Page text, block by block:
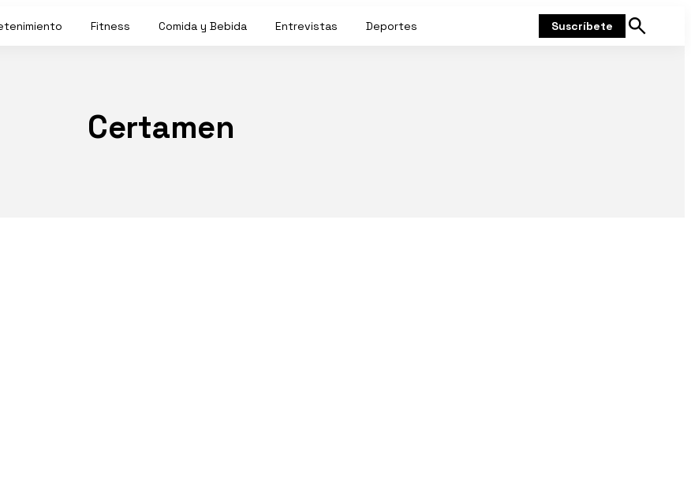
Fitness Comida y Bebida Entrevistas Deportes Suscríbete
Mostrar
Certamen